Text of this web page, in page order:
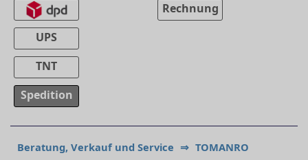
UPS
TNT
Spedition
Rechnung
Beratung, Verkauf und Service ⇒ TOMANRO